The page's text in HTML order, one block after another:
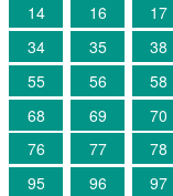
14
16 17
34
35 38
55
56 58
68
69 70
76
77 78
95
96 97